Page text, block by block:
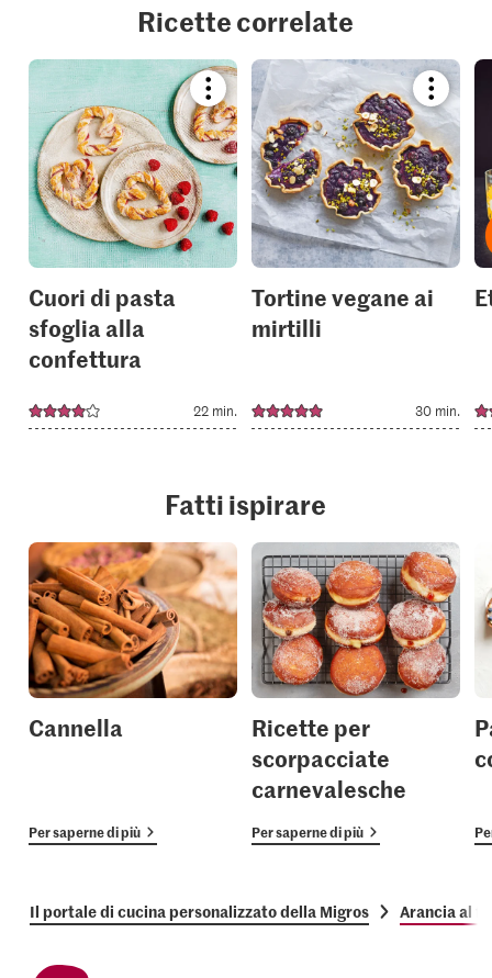
Ricette correlate
Bookmark
recipe
or
add
it
to
your
collections.
Cuori di pasta
sfoglia alla
confettura
22 min.
recipe
or
add
it
to
your
Tortine vegane ai
mirtilli
30 min.
Fatti ispirare
Cannella
Per saperne di più
Ricette per
scorpacciate
carnevalesche
Per saperne di più
Il portale di cucina personalizzato della Migros Arancia al